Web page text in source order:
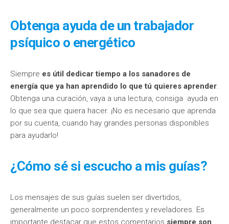
Obtenga ayuda de un trabajador
psíquico o energético
Siempre es útil dedicar tiempo a los sanadores de
energía que ya han aprendido lo que tú quieres aprender.
Obtenga una curación, vaya a una lectura, consiga ayuda en
lo que sea que quiera hacer. ¡No es necesario que aprenda
por su cuenta, cuando hay grandes personas disponibles
para ayudarlo!
¿Cómo sé si escucho a mis guías?
Los mensajes de sus guías suelen ser divertidos,
generalmente un poco sorprendentes y reveladores. Es
importante destacar que estos comentarios siempre son